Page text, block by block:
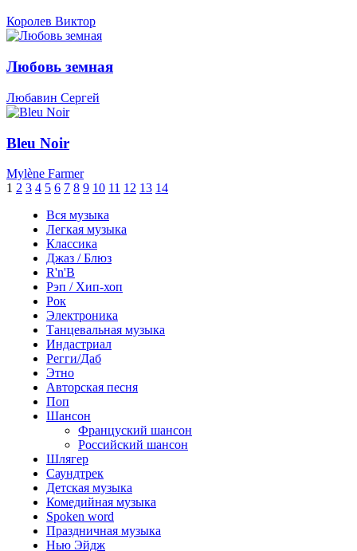
Королев Виктор
Любовь земная
Любавин Сергей
Bleu Noir
Mylène Farmer
1 2 3 4 5 6 7 8 9 10 11 12 13 14
Вся музыка
Легкая музыка
Классика
Джаз / Блюз
R'n'B
Рэп / Хип-хоп
Рок
Электроника
Танцевальная музыка
Индастриал
Регги/Даб
Этно
Авторская песня
Поп
Шансон
Француский шансон
Российский шансон
Шлягер
Саундтрек
Детская музыка
Комедийная музыка
Spoken word
Праздничная музыка
Нью Эйдж